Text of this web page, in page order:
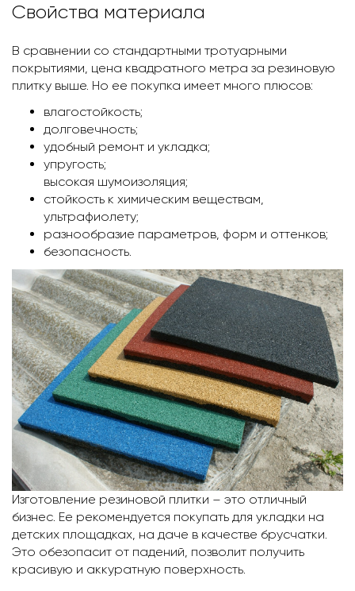
Свойства материала
В сравнении со стандартными тротуарными
покрытиями, цена квадратного метра за резиновую
плитку выше. Но ее покупка имеет много плюсов:
влагостойкость;
долговечность;
удобный ремонт и укладка;
упругость;
высокая шумоизоляция;
стойкость к химическим веществам,
ультрафиолету;
разнообразие параметров, форм и оттенков;
безопасность.
Изготовление резиновой плитки – это отличный
бизнес. Ее рекомендуется покупать для укладки на
детских площадках, на даче в качестве брусчатки.
Это обезопасит от падений, позволит получить
красивую и аккуратную поверхность.